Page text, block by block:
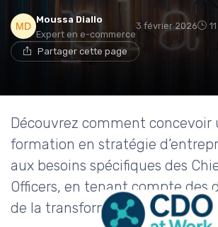
Moussa Diallo
Expert en e-commerce
3 février 2026
Partager cette page
Découvrez comment concevoir
formation en stratégie
aux besoins spécifiques des
Officers, en tenant compte des
de la transformation digitale.